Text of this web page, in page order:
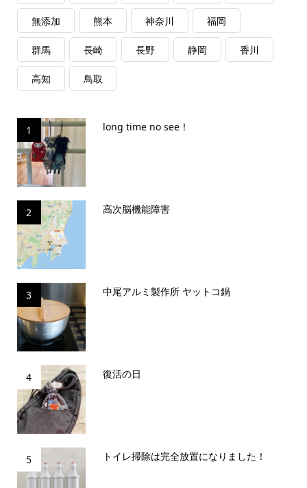
無添加 熊本 神奈川 福岡
群馬 長崎 長野 静岡 香川
高知 鳥取
1 long time no see！
2 高次脳機能障害
3 中尾アルミ製作所 ヤットコ鍋
4 復活の日
5 トイレ掃除は完全放置になりました！